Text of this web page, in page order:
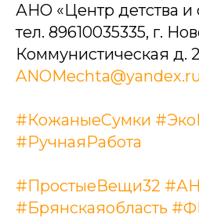
АНО «Центр детства и
тел. 89610035335, г.
Коммунистическая д.
#КожаныеСумки
#РучнаяРабота
#ПростыеВещи32
#Брянскаяобласть